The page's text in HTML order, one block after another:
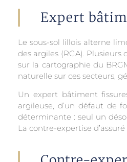
Expert
Le sous-sol lillois alterne
des argiles (RGA).
sur la cartographie du
naturelle sur ces secteurs,
Un expert bâtiment
argileuse, d’un défaut de
déterminante : seul un
La contre-expertise